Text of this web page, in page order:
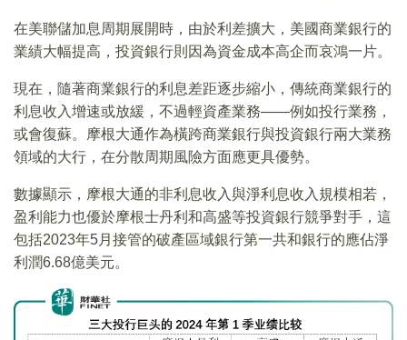
在美聯儲加息周期展開時，由於利差擴大，美國商業銀行的
業績大幅提高，投資銀行則因為資金成本高企而哀鴻一片。
現在，隨著商業銀行的利息差距逐步縮小，傳統商業銀行的
利息收入增速或放緩，不過輕資產業務——例如投行業務，
或會復蘇。摩根大通作為橫跨商業銀行與投資銀行兩大業務
領域的大行，在分散周期風險方面應更具優勢。
數據顯示，摩根大通的非利息收入與淨利息收入規模相若，
盈利能力也優於摩根士丹利和高盛等投資銀行競爭對手，這
包括2023年5月接管的破產區域銀行第一共和銀行的應佔淨
利潤6.68億美元。